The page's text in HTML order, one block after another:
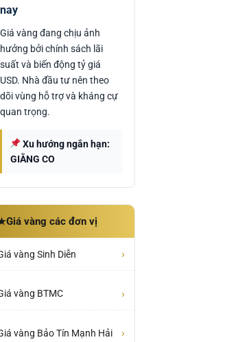
nay
Giá vàng đang chịu ảnh
hưởng bởi chính sách lãi
suất và biến động tỷ giá
USD. Nhà đầu tư nên theo
dõi vùng hỗ trợ và kháng cự
quan trọng.
Xu hướng ngắn hạn:
GIẰNG CO
Giá vàng các đơn vị
vàng Sinh Diễn ›
vàng BTMC ›
vàng Bảo Tín Mạnh Hải ›